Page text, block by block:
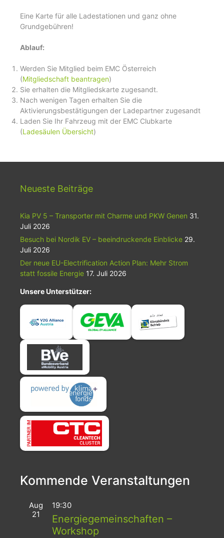
Eine Karte für alle Ladestationen und ganz ohne
Grundgebühren!
Ablauf:
Werden Sie Mitglied beim EMC Österreich
(Mitgliedschaft beantragen)
Sie erhalten die Mitgliedskarte zugesandt.
Nach wenigen Tagen erhalten Sie die
Aktivierungsbestätigungen der Ladepartner zugesandt
Laden Sie Ihr Fahrzeug mit der EMC Clubkarte
(Ladesäulen Übersicht)
Neueste Beiträge
Kia PV 5 – Transporter mit Charme und PKW Genen 31.
Juli 2026
Besuch bei Nordik EV – beeindruckende Einblicke 29.
Juli 2026
Der neue EU-Electrification Action Plan: Mehr Strom
statt fossile Energie 17. Juli 2026
Unsere Unterstützer:
Kommende Veranstaltungen
Aug
21
19:30
Energiegemeinschaften –
Workshop